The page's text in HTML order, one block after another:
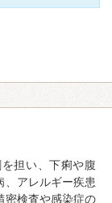
担い、下痢や腹
、アレルギー疾患
密検査や感染症の